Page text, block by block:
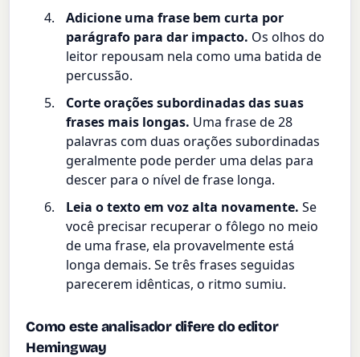
Adicione uma frase bem curta por
parágrafo para dar impacto. Os olhos do
leitor repousam nela como uma batida de
percussão.
Corte orações subordinadas das suas
frases mais longas. Uma frase de 28
palavras com duas orações subordinadas
geralmente pode perder uma delas para
descer para o nível de frase longa.
Leia o texto em voz alta novamente. Se
você precisar recuperar o fôlego no meio
de uma frase, ela provavelmente está
longa demais. Se três frases seguidas
parecerem idênticas, o ritmo sumiu.
Como este analisador difere do editor
Hemingway